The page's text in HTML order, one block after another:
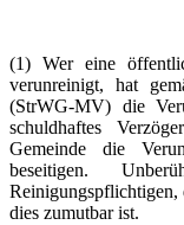
(1) Wer eine
verunreinigt, hat
(StrWG-MV) die
schuldhaftes
Gemeinde die
beseitigen.
Reinigungspflichtigen,
dies zumutbar ist.